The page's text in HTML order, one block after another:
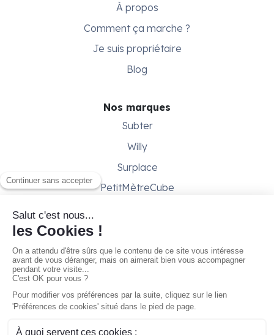
À propos
Comment ça marche ?
Je suis propriétaire
Blog
Nos marques
Subter
Willy
Surplace
PetitMètreCube
Besoin d'aide ?
Conditions générales
Gestion des cookies